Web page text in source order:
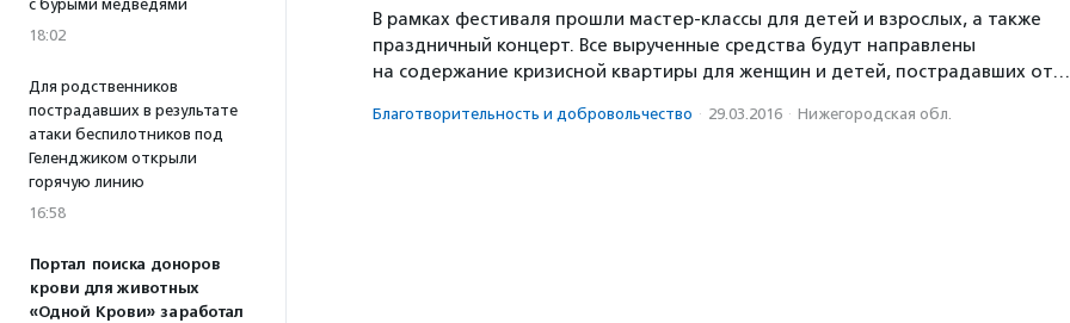
с бурыми медведями
18:02
Для родственников
пострадавших в результате
атаки беспилотников под
Геленджиком открыли
горячую линию
16:58
Портал поиска доноров
крови для животных
«Одной Крови» заработал
В рамках фестиваля прошли мастер-классы для детей и взрослых, а также
праздничный концерт. Все вырученные средства будут направлены
на содержание кризисной квартиры для женщин и детей, пострадавших от…
Благотвори­тель­ность и доброволь­чест­во · 29.03.2016 · Нижегородская обл.